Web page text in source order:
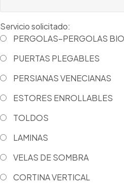
Servicio solicitado:
PERGOLAS–PERGOLAS
PUERTAS PLEGABLES
PERSIANAS VENECIANAS
ESTORES ENROLLABLES
TOLDOS
LAMINAS
VELAS DE SOMBRA
CORTINA VERTICAL